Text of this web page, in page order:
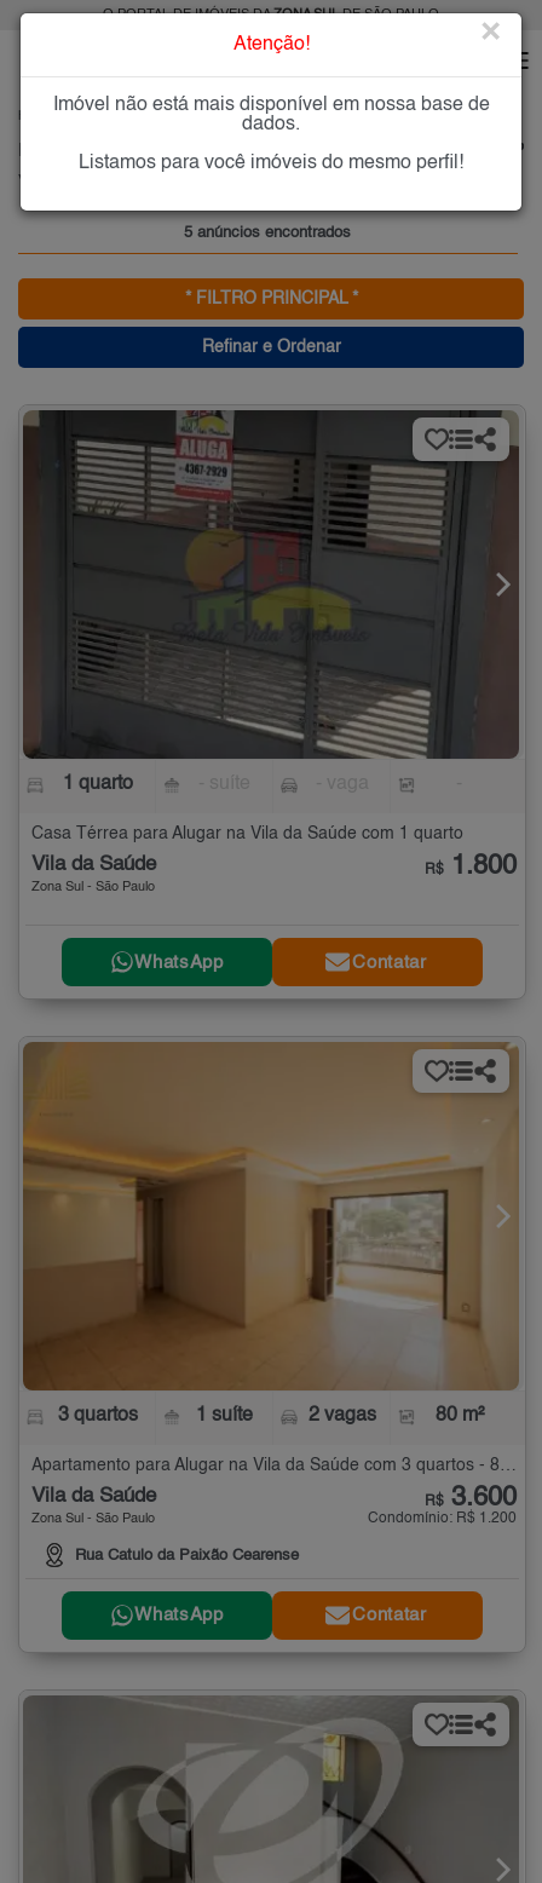
O PORTAL DE IMÓVEIS DAZONA SULDE SÃO PAULO
VILA DA SAÚDE
Imóveis para Alugar na Vila da Saúde, Zona Sul de São Paulo, SP
Vila da Saúde, Zona Sul
5 anúncios encontrados
* FILTRO PRINCIPAL *
Refinar e Ordenar
1 quarto
Casa Térrea para Alugar na Vila da Saúde com 1 quarto
Vila da Saúde
Zona Sul - São Paulo
R$ 1.800
WhatsApp Contatar
3 quartos 1 suíte 2 vagas 80 m²
Apartamento para Alugar na Vila da Saúde com 3 quartos - 80 m²
Vila da Saúde
Zona Sul - São Paulo
Rua Catulo da Paixão Cearense
R$ 3.600
Condomínio: R$ 1.200
WhatsApp Contatar
Atenção! ×
Imóvel não está mais disponível em nossa base de
dados.
Listamos para você imóveis do mesmo perfil!